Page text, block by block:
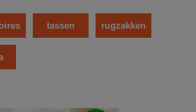
tassen rugzakken